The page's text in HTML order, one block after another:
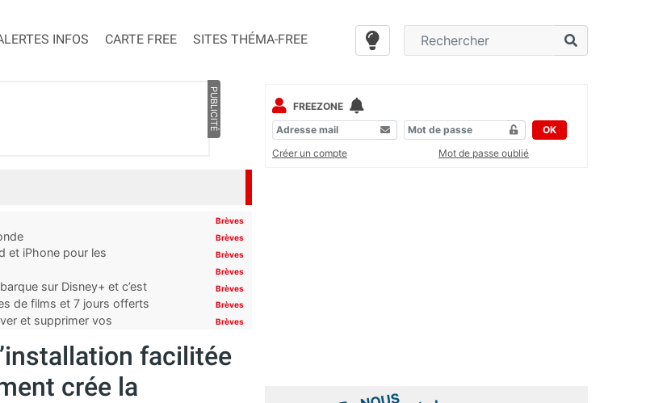
INFOS CARTE FREE SITES THÉMA-FREE
PUBLICITÉ
Brèves
Brèves
et iPhone pour les
Brèves
Brèves
sur Disney+ et c’est
Brèves
de films et 7 jours offerts Brèves
et supprimer vos
Brèves
facilitée
crée la
FREEZONE
OK
Créer un compte
Mot de passe oublié